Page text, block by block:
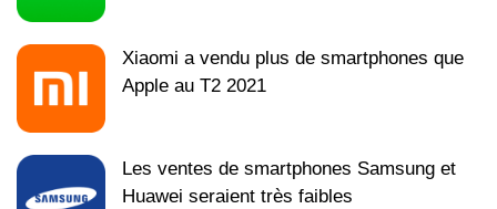
Xiaomi a vendu plus de smartphones que
Apple au T2 2021
Les ventes de smartphones Samsung et
Huawei seraient très faibles